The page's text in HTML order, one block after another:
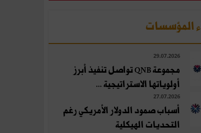
المؤسسات
29.07.2026
مجموعة QNB تواصل تنفيذ أبرز
أولوياتها الاستراتيجية ...
27.07.2026
أسباب صمود الدولار الأمريكي رغم
التحديات الهيكلية